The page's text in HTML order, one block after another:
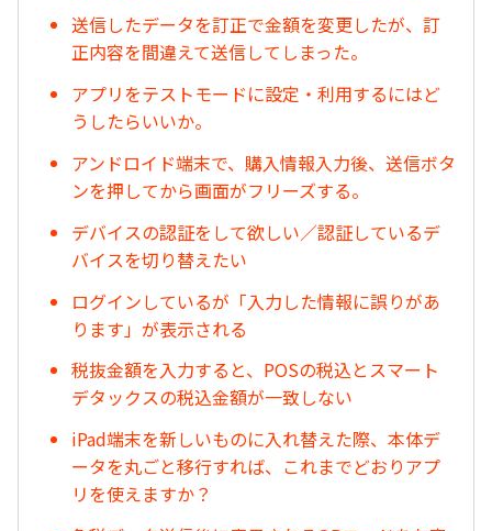
送信したデータを訂正で金額を変更したが、訂
正内容を間違えて送信してしまった。
アプリをテストモードに設定・利用するにはど
うしたらいいか。
アンドロイド端末で、購入情報入力後、送信ボタ
ンを押してから画面がフリーズする。
デバイスの認証をして欲しい／認証しているデ
バイスを切り替えたい
ログインしているが「入力した情報に誤りがあ
ります」が表示される
税抜金額を入力すると、POSの税込とスマート
デタックスの税込金額が一致しない
iPad端末を新しいものに入れ替えた際、本体デ
ータを丸ごと移行すれば、これまでどおりアプ
リを使えますか？